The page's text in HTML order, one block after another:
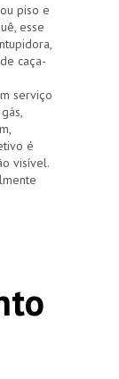
piso e
esse
caça-
serviço
é
visível.